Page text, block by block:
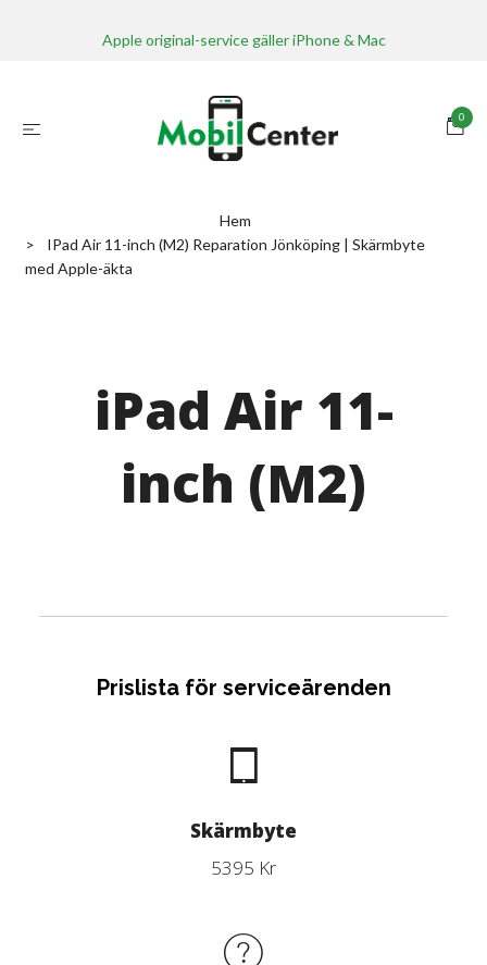
Apple original-service gäller iPhone & Mac
0
Hem
IPad Air 11-inch (M2) Reparation Jönköping | Skärmbyte
med Apple-äkta
iPad Air 11-
inch (M2)
Prislista för serviceärenden
Skärmbyte
5395 Kr